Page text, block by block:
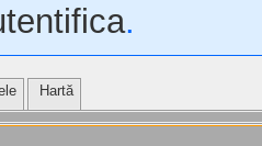
.
Hartă